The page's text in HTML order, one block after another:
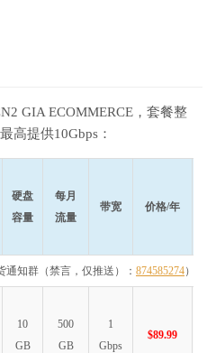
GIA ECOMMERCE，套餐整
高提供10Gbps：
硬盘
容量
每月
流量
带宽 价格/年
通知群（禁言，仅推送）： 874585274）
10
GB
500
GB
1
Gbps
$89.99